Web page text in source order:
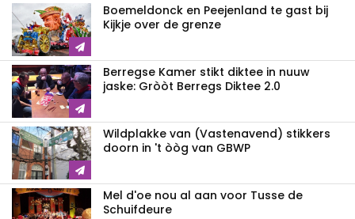
Boemeldonck en Peejenland te gast bij
Kijkje over de grenze
Berregse Kamer stikt diktee in nuuw
jaske: Gròòt Berregs Diktee 2.0
Wildplakke van (Vastenavend) stikkers
doorn in 't òòg van GBWP
Mel d'oe nou al aan voor Tusse de
Schuifdeure